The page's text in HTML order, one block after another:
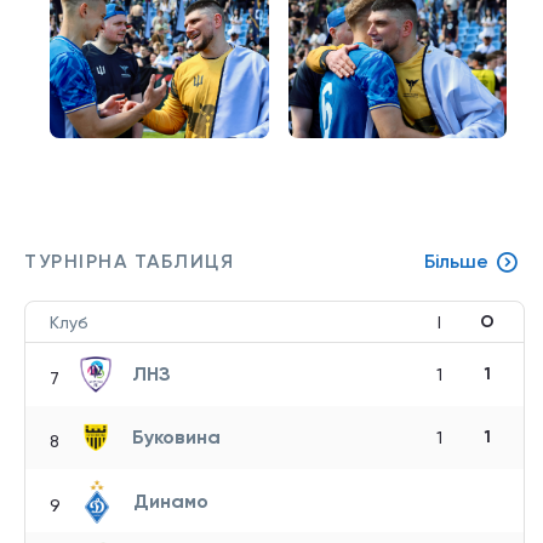
ТУРНІРНА ТАБЛИЦЯ Більше
Клуб І О
7 ЛНЗ 1 1
8 Буковина 1 1
9 Динамо